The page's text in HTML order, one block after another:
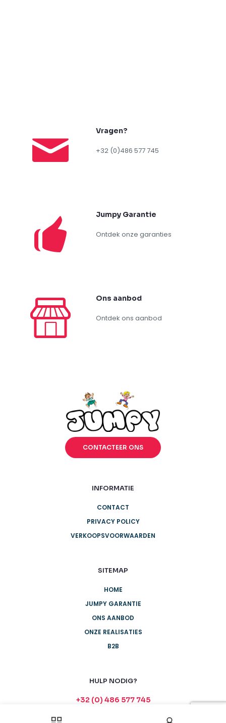
Vragen?
+32 (0)486 577 745
Jumpy Garantie
Ontdek onze garanties
Ons aanbod
Ontdek ons aanbod
CONTACTEER ONS
INFORMATIE
CONTACT
PRIVACY POLICY
VERKOOPSVOORWAARDEN
SITEMAP
HOME
JUMPY GARANTIE
ONS AANBOD
ONZE REALISATIES
B2B
HULP NODIG?
+32 (0) 486 577 745